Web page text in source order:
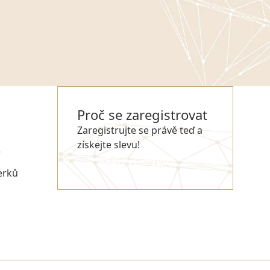
Proč se zaregistrovat
Zaregistrujte se právě teď a
získejte slevu!
REGISTROVAT SE